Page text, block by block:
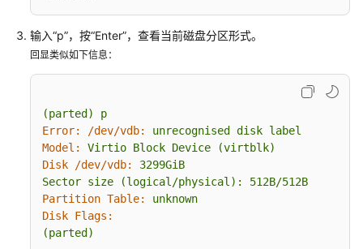
区
域）
户
指
南
(巴
黎
区
域)
输入“p”，按“Enter”，查看当前磁盘分区形式。
回显类似如下信息：
(parted)
p
Error: /dev/vdb:
unrecognised disk label
Model:
Virtio Block Device
(virtblk)
Disk /dev/vdb:
3299GiB
Sector size (logical/physical):
512B/512B
Partition Table:
unknown
Disk Flags:
(parted)